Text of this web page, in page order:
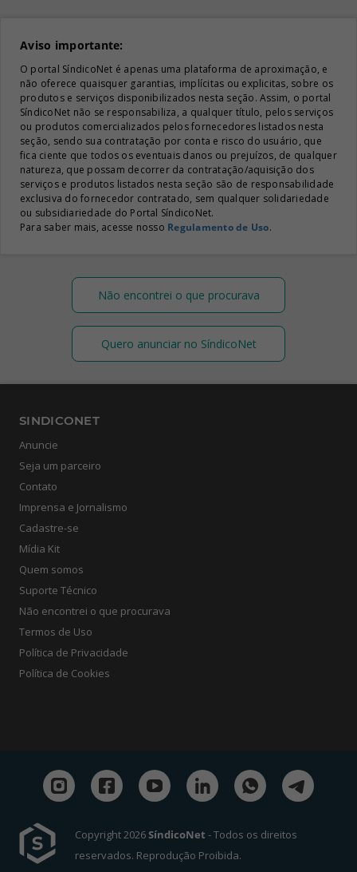
Aviso importante:
O portal SíndicoNet é apenas uma plataforma de aproximação, e
não oferece quaisquer garantias, implícitas ou explicitas, sobre os
produtos e serviços disponibilizados nesta seção. Assim, o portal
SíndicoNet não se responsabiliza, a qualquer título, pelos serviços
ou produtos comercializados pelos fornecedores listados nesta
seção, sendo sua contratação por conta e risco do usuário, que
fica ciente que todos os eventuais danos ou prejuízos, de qualquer
natureza, que possam decorrer da contratação/aquisição dos
serviços e produtos listados nesta seção são de responsabilidade
exclusiva do fornecedor contratado, sem qualquer solidariedade
ou subsidiariedade do Portal SíndicoNet.
Para saber mais, acesse nosso Regulamento de Uso.
Não encontrei o que procurava
Quero anunciar no SíndicoNet
SINDICONET
Anuncie
Seja um parceiro
Contato
Imprensa e Jornalismo
Cadastre-se
Mídia Kit
Quem somos
Suporte Técnico
Não encontrei o que procurava
Termos de Uso
Política de Privacidade
Política de Cookies
Copyright 2026SíndicoNet - Todos os direitos
reservados. Reprodução Proibida.